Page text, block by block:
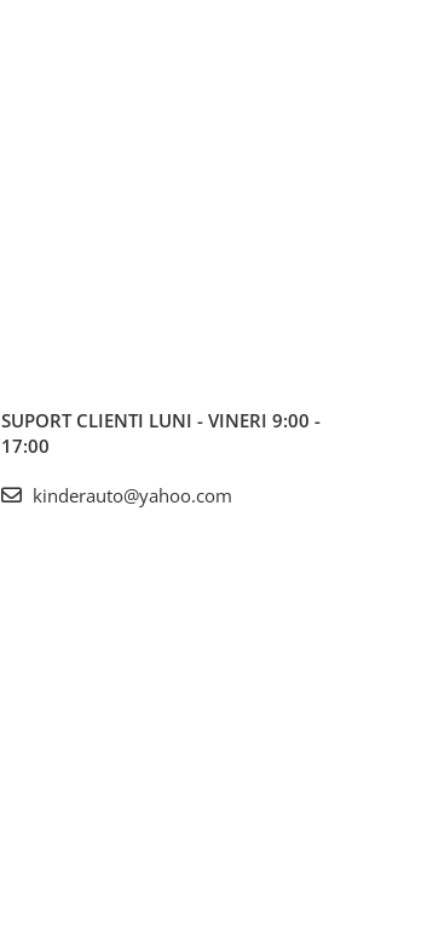
SUPORT CLIENTI LUNI - VINERI 9:00 -
17:00
kinderauto@yahoo.com